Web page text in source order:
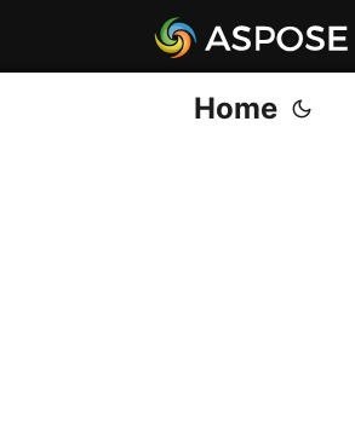
Home